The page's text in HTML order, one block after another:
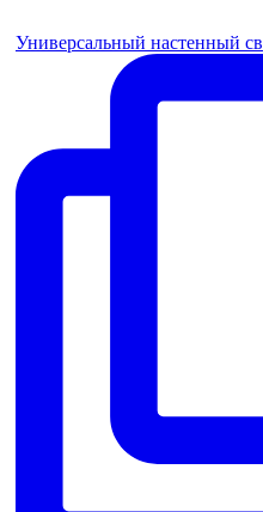
Универсальный настенный св